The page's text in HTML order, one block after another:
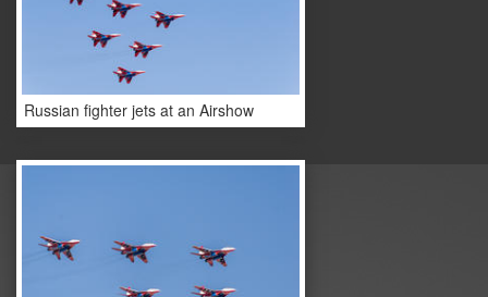
Russian fighter jets at an Airshow